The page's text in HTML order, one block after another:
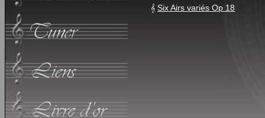
Six Airs variés Op 18